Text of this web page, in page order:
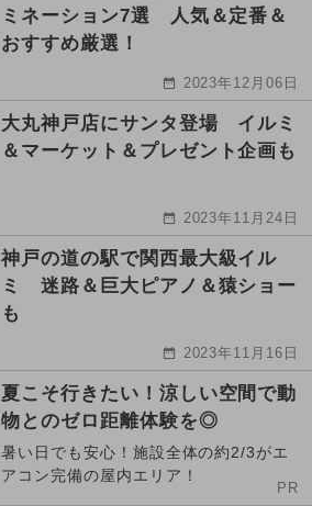
ミネーション7選 人気＆定番＆
おすすめ厳選！
2023年12月06日
大丸神戸店にサンタ登場 イルミ
＆マーケット＆プレゼント企画も
2023年11月24日
神戸の道の駅で関西最大級イル
ミ 迷路＆巨大ピアノ＆猿ショー
も
2023年11月16日
夏こそ行きたい！涼しい空間で動
物とのゼロ距離体験を◎
暑い日でも安心！施設全体の約2/3がエ
アコン完備の屋内エリア！
PR